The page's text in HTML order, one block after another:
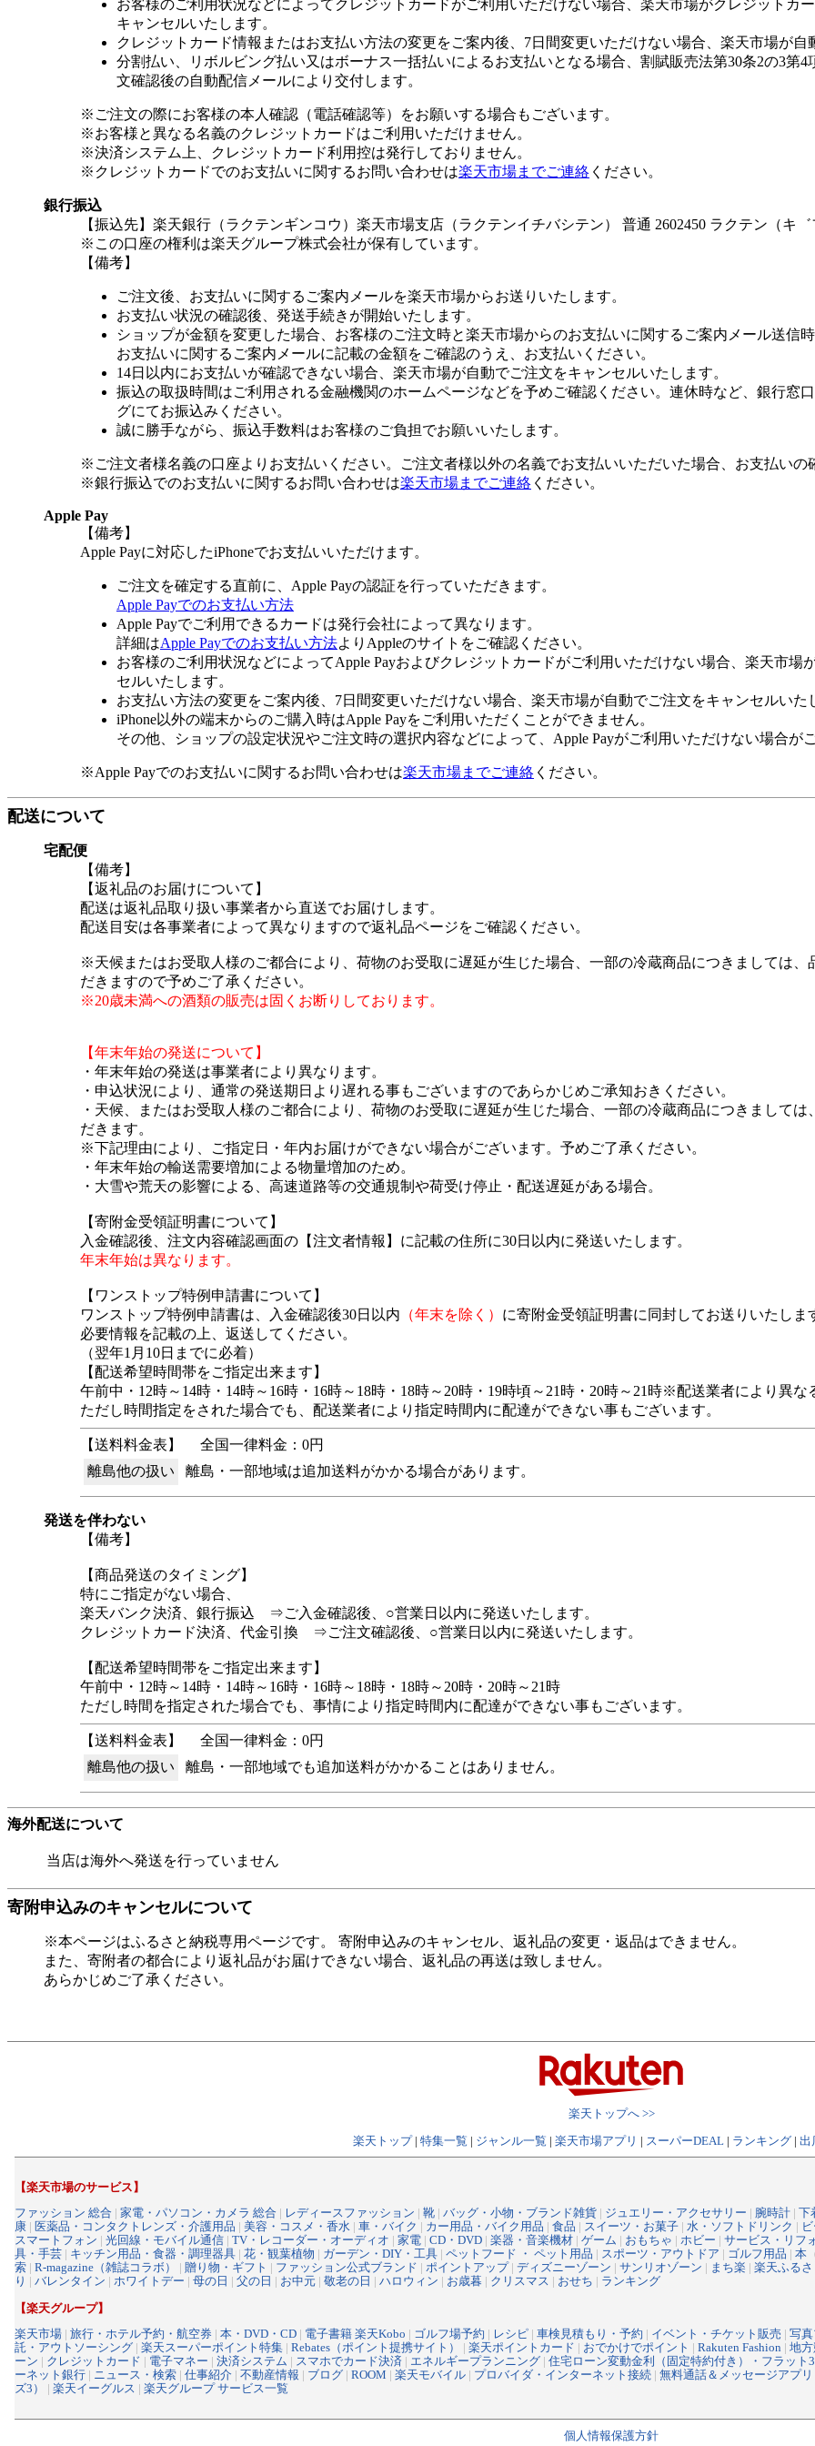
お客様のご利用状況などによってクレジットカードがご利用いただけない場合、楽天市場がクレジットカ
キャンセルいたします。
クレジットカード情報またはお支払い方法の変更をご案内後、7日間変更いただけない場合、楽天市場が
分割払い、リボルビング払い又はボーナス一括払いによるお支払いとなる場合、割賦販売法第30条2の3第
文確認後の自動配信メールにより交付します。
※ご注文の際にお客様の本人確認（電話確認等）をお願いする場合もございます。
※お客様と異なる名義のクレジットカードはご利用いただけません。
※決済システム上、クレジットカード利用控は発行しておりません。
※クレジットカードでのお支払いに関するお問い合わせは楽天市場までご連絡 ください。
銀行振込
【振込先】楽天銀行（ラクテンギンコウ）楽天市場支店（ラクテンイチバシテン） 普通 2602450 ラクテン（キ
※この口座の権利は楽天グループ株式会社が保有しています。
【備考】
ご注文後、お支払いに関するご案内メールを楽天市場からお送りいたします。
お支払い状況の確認後、発送手続きが開始いたします。
ショップが金額を変更した場合、お客様のご注文時と楽天市場からのお支払いに関するご案内メール送信
お支払いに関するご案内メールに記載の金額をご確認のうえ、お支払いください。
14日以内にお支払いが確認できない場合、楽天市場が自動でご注文をキャンセルいたします。
振込の取扱時間はご利用される金融機関のホームページなどを予めご確認ください。連休時など、銀行窓
グにてお振込みください。
誠に勝手ながら、振込手数料はお客様のご負担でお願いいたします。
※ご注文者様名義の口座よりお支払いください。ご注文者様以外の名義でお支払いいただいた場合、お支払いの
※銀行振込でのお支払いに関するお問い合わせは楽天市場までご連絡 ください。
Apple Pay
【備考】
Apple Payに対応したiPhoneでお支払いいただけます。
ご注文を確定する直前に、Apple Payの認証を行っていただきます。
Apple Payでのお支払い方法
Apple Payでご利用できるカードは発行会社によって異なります。
詳細はApple Payでのお支払い方法よりAppleのサイトをご確認ください。
お客様のご利用状況などによってApple Payおよびクレジットカードがご利用いただけない場合、楽天市
セルいたします。
お支払い方法の変更をご案内後、7日間変更いただけない場合、楽天市場が自動でご注文をキャンセルいた
iPhone以外の端末からのご購入時はApple Payをご利用いただくことができません。
その他、ショップの設定状況やご注文時の選択内容などによって、Apple Payがご利用いただけない場合が
※Apple Payでのお支払いに関するお問い合わせは楽天市場までご連絡 ください。
配送について
宅配便
【備考】
【返礼品のお届けについて】
配送は返礼品取り扱い事業者から直送でお届けします。
配送目安は各事業者によって異なりますので返礼品ページをご確認ください。
※天候またはお受取人様のご都合により、荷物のお受取に遅延が生じた場合、一部の冷蔵商品につきましては
だきますので予めご了承ください。
※20歳未満への酒類の販売は固くお断りしております。
【年末年始の発送について】
・年末年始の発送は事業者により異なります。
・申込状況により、通常の発送期日より遅れる事もございますのであらかじめご承知おきください。
・天候、またはお受取人様のご都合により、荷物のお受取に遅延が生じた場合、一部の冷蔵商品につきまして
だきます。
※下記理由により、ご指定日・年内お届けができない場合がございます。予めご了承ください。
・年末年始の輸送需要増加による物量増加のため。
・大雪や荒天の影響による、高速道路等の交通規制や荷受け停止・配送遅延がある場合。
【寄附金受領証明書について】
入金確認後、注文内容確認画面の【注文者情報】に記載の住所に30日以内に発送いたします。
年末年始は異なります。
【ワンストップ特例申請書について】
ワンストップ特例申請書は、入金確認後30日以内 （年末を除く） に寄附金受領証明書に同封してお送りいたしま
必要情報を記載の上、返送してください。
（翌年1月10日までに必着）
【配送希望時間帯をご指定出来ます】
午前中・12時～14時・14時～16時・16時～18時・18時～20時・19時頃～21時・20時～21時※配送業者により異な
ただし時間指定をされた場合でも、配送業者により指定時間内に配達ができない事もございます。
【送料料金表】
全国一律料金：0円
離島他の扱い
離島・一部地域は追加送料がかかる場合があります。
発送を伴わない
【備考】
【商品発送のタイミング】
特にご指定がない場合、
楽天バンク決済、銀行振込 ⇒ご入金確認後、○営業日以内に発送いたします。
クレジットカード決済、代金引換 ⇒ご注文確認後、○営業日以内に発送いたします。
【配送希望時間帯をご指定出来ます】
午前中・12時～14時・14時～16時・16時～18時・18時～20時・20時～21時
ただし時間を指定された場合でも、事情により指定時間内に配達ができない事もございます。
【送料料金表】
全国一律料金：0円
離島他の扱い
離島・一部地域でも追加送料がかかることはありません。
海外配送について
当店は海外へ発送を行っていません
寄附申込みのキャンセルについて
※本ページはふるさと納税専用ページです。 寄附申込みのキャンセル、返礼品の変更・返品はできません。
また、寄附者の都合により返礼品がお届けできない場合、返礼品の再送は致しません。
あらかじめご了承ください。
楽天トップへ >>
楽天トップ| 特集一覧 | ジャンル一覧 | 楽天市場アプリ | スーパーDEAL| ランキング| 出
【楽天市場のサービス】
ファッション 総合 | 家電・パソコン・カメラ 総合 | レディースファッション | 靴 | バッグ・小物・ブランド雑貨 | ジュエリー・アクセサリー | 腕時計 | 下
康 | 医薬品・コンタクトレンズ・介護用品 | 美容・コスメ・香水 | 車・バイク | カー用品・バイク用品 | 食品 | スイーツ・お菓子 | 水・ソフトドリンク |
スマートフォン | 光回線・モバイル通信 | TV・レコーダー・オーディオ | 家電 | CD・DVD | 楽器・音楽機材 | ゲーム | おもちゃ | ホビー | サービス・リフ
具・手芸 | キッチン用品・食器・調理器具 | 花・観葉植物 | ガーデン・DIY・工具 | ペットフード ・ ペット用品 | スポーツ・アウトドア | ゴルフ用品 | 本
索 | R-magazine（雑誌コラボ） | 贈り物・ギフト | ファッション公式ブランド | ポイントアップ| ディズニーゾーン | サンリオゾーン | まち楽 | 楽天ふる
り | バレンタイン | ホワイトデー | 母の日 | 父の日 | お中元 | 敬老の日 | ハロウィン | お歳暮 | クリスマス | おせち | ランキング
【楽天グループ】
楽天市場 | 旅行・ホテル予約・航空券 | 本・DVD・CD | 電子書籍 楽天Kobo | ゴルフ場予約 | レシピ | 車検見積もり・予約 | イベント・チケット販売 | 写
託・アウトソーシング | 楽天スーパーポイント特集 | Rebates（ポイント提携サイト） | 楽天ポイントカード | おでかけでポイント | Rakuten Fashion | 地
ーン | クレジットカード | 電子マネー | 決済システム | スマホでカード決済 | エネルギープランニング | 住宅ローン変動金利（固定特約付き）・フラット
ーネット銀行 | ニュース・検索 | 仕事紹介 | 不動産情報 | ブログ | ROOM | 楽天モバイル | プロバイダ・インターネット接続 | 無料通話＆メッセージアプリ
ズ3）
| 楽天イーグルス | 楽天グループ サービス一覧
個人情報保護方針